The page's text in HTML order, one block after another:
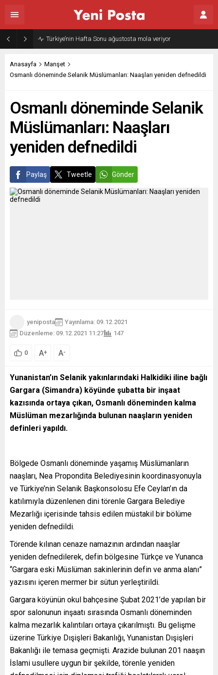
Türkiye’nin Hafta Sonu ağustosta mola veriyor
Anasayfa
Manşet
Osmanlı döneminde Selanik Müslümanları: Naaşları yeniden defnedildi
Osmanlı döneminde Selanik
Müslümanları: Naaşları
yeniden defnedildi
Paylaş Tweetle Gönder
yeniposta
Yayınlama: 09.12.2021
Düzenleme: 09.12.2021 11:27
147
0 A+ A-
Yunanistan’ın Selanik yakınlarındaki Halkidiki iline bağlı
Gargara (Simandra) köyünde şubatta bir inşaat
kazısında ortaya çıkan, Osmanlı döneminden kalma
Müslüman mezarlığında bulunan naaşların yeniden
definleri yapıldı.
Bölgede Osmanlı döneminde yaşamış Müslümanların
naaşları, Nea Propondita Belediyesinin koordinasyonuyla
ve Türkiye’nin Selanik Başkonsolosu Efe Ceylan’ın da
katılımıyla düzenlenen dini törenle Gargara Belediye
Mezarlığı içerisinde tahsis edilen müstakil bir bölüme
yeniden defnedildi.
Törende kılınan cenaze namazının ardından naaşlar
yeniden defnedilerek, defin bölgesine Türkçe ve Yunanca
“Gargara eski Müslüman sakinlerinin defin ve anma alanı”
yazısını içeren mermer bir sütun yerleştirildi.
Gargara köyünün okul bahçesine Şubat 2021’de yapılan bir
spor salonunun inşaatı sırasında Osmanlı döneminden
kalma mezarlık kalıntıları ortaya çıkarılmıştı. Bu gelişme
üzerine Türkiye Dışişleri Bakanlığı, Yunanistan Dışişleri
Bakanlığı ile temasa geçmişti. Arazide bulunan 201 naaşın
İslami usullere uygun bir şekilde, törenle yeniden